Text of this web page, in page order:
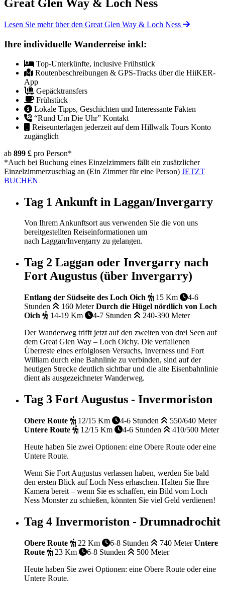
Great Glen Way & Loch Ness
Lesen Sie mehr über den Great Glen Way & Loch Ness
Ihre individuelle Wanderreise inkl:
Top-Unterkünfte, inclusive Frühstück
Routenbeschreibungen & GPS-Tracks über die HiiKER-
App
Gepäcktransfers
Frühstück
Lokale Tipps, Geschichten und Interessante Fakten
“Rund Um Die Uhr” Kontakt
Reiseunterlagen jederzeit auf dem Hillwalk Tours Konto
zugänglich
ab 899 £ pro Person*
*Auch bei Buchung eines Einzelzimmers fällt ein zusätzlicher
Einzelzimmerzuschlag an (Ein Zimmer für eine Person) JETZT
BUCHEN
Tag 1 Ankunft in Laggan/Invergarry
Von Ihrem Ankunftsort aus verwenden Sie die von uns
bereitgestellten Reiseinformationen um
nach Laggan/Invergarry zu gelangen.
Tag 2 Laggan oder Invergarry nach
Fort Augustus (über Invergarry)
Entlang der Südseite des Loch Oich 15 Km
4-6
Stunden
160 Meter Durch die Hügel nördlich von Loch
Oich
14-19 Km 4-7 Stunden
240-390 Meter
Der Wanderweg trifft jetzt auf den zweiten von drei Seen auf
dem Great Glen Way – Loch Oichy. Die verfallenen
Überreste eines erfolglosen Versuchs, Inverness und Fort
William durch eine Bahnlinie zu verbinden, sind auf der
heutigen Strecke deutlich sichtbar und die alte Eisenbahnlinie
dient als ausgezeichneter Wanderweg.
Tag 3 Fort Augustus - Invermoriston
Obere Route 12/15 Km 4-6 Stunden
550/640 Meter
Untere Route
12/15 Km 4-6 Stunden
410/500 Meter
Heute haben Sie zwei Optionen: eine Obere Route oder eine
Untere Route.
Wenn Sie Fort Augustus verlassen haben, werden Sie bald
den ersten Blick auf Loch Ness erhaschen. Halten Sie Ihre
Kamera bereit – wenn Sie es schaffen, ein Bild vom Loch
Ness Monster zu schießen, könnten Sie viel Geld verdienen!
Tag 4 Invermoriston - Drumnadrochit
Obere Route 22 Km 6-8 Stunden 740 Meter Untere
Route
23 Km 6-8 Stunden
500 Meter
Heute haben Sie zwei Optionen: eine Obere Route oder eine
Untere Route.